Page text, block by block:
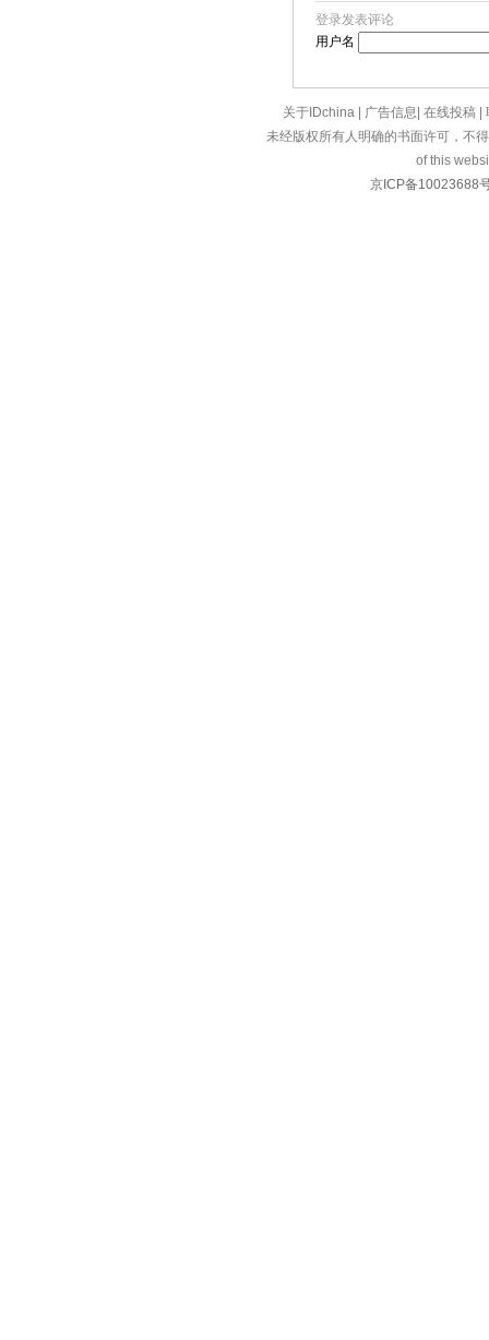
登录发表评论
用户名
关于IDchina 广告信息 在线投稿
未经版权所有人明确的书面许可，不
of this
京ICP备10023688